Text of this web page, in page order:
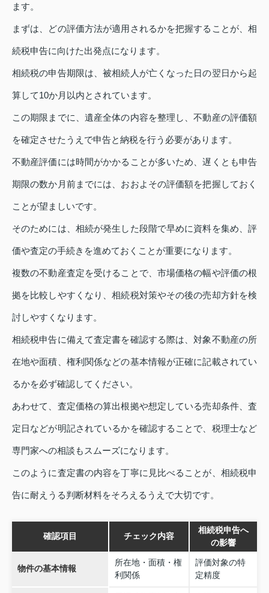
ます。
まずは、どの評価方法が適用されるかを把握することが、相
続税申告に向けた出発点になります。
相続税の申告期限は、被相続人が亡くなった日の翌日から起
算して10か月以内とされています。
この期限までに、遺産全体の内容を整理し、不動産の評価額
を確定させたうえで申告と納税を行う必要があります。
不動産評価には時間がかかることが多いため、遅くとも申告
期限の数か月前までには、おおよその評価額を把握しておく
ことが望ましいです。
そのためには、相続が発生した段階で早めに資料を集め、評
価や査定の手続きを進めておくことが重要になります。
複数の不動産査定を受けることで、市場価格の幅や評価の根
拠を比較しやすくなり、相続税対策やその後の売却方針を検
討しやすくなります。
相続税申告に備えて査定書を確認する際は、対象不動産の所
在地や面積、権利関係などの基本情報が正確に記載されてい
るかを必ず確認してください。
あわせて、査定価格の算出根拠や想定している売却条件、査
定日などが明記されているかを確認することで、税理士など
専門家への相談もスムーズになります。
このように査定書の内容を丁寧に見比べることが、相続税申
告に耐えうる判断材料をそろえるうえで大切です。
確認項目 チェック内容
相続税申告へ
の影響
物件の基本情報
所在地・面積・権
利関係
評価対象の特
定精度